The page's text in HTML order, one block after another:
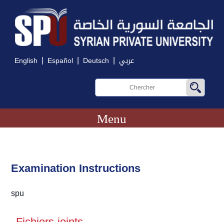
English | Español | Deutsch | عربي
Menu
Examination Instructions
spu